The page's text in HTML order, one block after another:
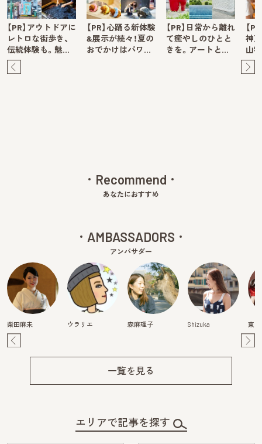
【PR】アウトドアに
レトロな街歩き、
伝統体験も。魅…
【PR】心踊る新体験
&展示が続々！夏の
おでかけはパワ…
【PR】日常から離れ
て癒やしのひとと
きを。アートと…
【
神
山
Recommend
あなたにおすすめ
AMBASSADORS
アンバサダー
柴田麻未 ウラリエ 森麻理子 Shizuka 東真
一覧を見る
エリアで記事を探す